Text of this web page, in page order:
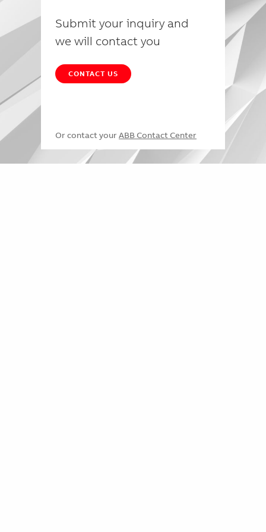
Submit your inquiry and
we will contact you
CONTACT US
Or contact your ABB Contact Center